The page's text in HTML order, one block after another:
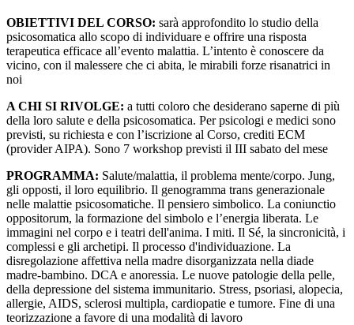
OBIETTIVI DEL CORSO: sarà approfondito lo studio della
psicosomatica allo scopo di individuare e offrire una risposta
terapeutica efficace all’evento malattia. L’intento è conoscere da
vicino, con il malessere che ci abita, le mirabili forze risanatrici in
noi
A CHI SI RIVOLGE: a tutti coloro che desiderano saperne di più
della loro salute e della psicosomatica. Per psicologi e medici sono
previsti, su richiesta e con l’iscrizione al Corso, crediti ECM
(provider AIPA). Sono 7 workshop previsti il III sabato del mese
PROGRAMMA: Salute/malattia, il problema mente/corpo. Jung,
gli opposti, il loro equilibrio. Il genogramma trans generazionale
nelle malattie psicosomatiche. Il pensiero simbolico. La coniunctio
oppositorum, la formazione del simbolo e l’energia liberata. Le
immagini nel corpo e i teatri dell'anima. I miti. Il Sé, la sincronicità, i
complessi e gli archetipi. Il processo d'individuazione. La
disregolazione affettiva nella madre disorganizzata nella diade
madre-bambino. DCA e anoressia. Le nuove patologie della pelle,
della depressione del sistema immunitario. Stress, psoriasi, alopecia,
allergie, AIDS, sclerosi multipla, cardiopatie e tumore. Fine di una
teorizzazione a favore di una modalità di lavoro